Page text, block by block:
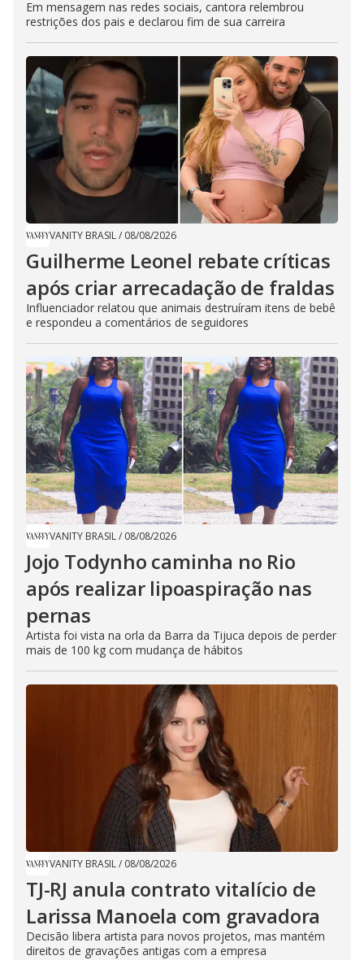
Em mensagem nas redes sociais, cantora relembrou
restrições dos pais e declarou fim de sua carreira
VANITY BRASIL/ 08/08/2026
Guilherme Leonel rebate críticas
após criar arrecadação de fraldas
Influenciador relatou que animais destruíram itens de bebê
e respondeu a comentários de seguidores
VANITY BRASIL/ 08/08/2026
Jojo Todynho caminha no Rio
após realizar lipoaspiração nas
pernas
Artista foi vista na orla da Barra da Tijuca depois de perder
mais de 100 kg com mudança de hábitos
VANITY BRASIL/ 08/08/2026
TJ-RJ anula contrato vitalício de
Larissa Manoela com gravadora
Decisão libera artista para novos projetos, mas mantém
direitos de gravações antigas com a empresa